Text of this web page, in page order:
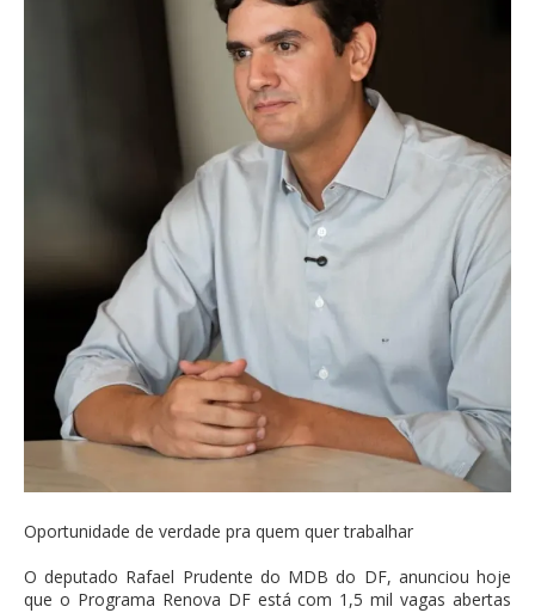
Oportunidade de verdade pra quem quer trabalhar
O deputado Rafael Prudente do MDB do DF, anunciou hoje
que o Programa Renova DF está com 1,5 mil vagas abertas